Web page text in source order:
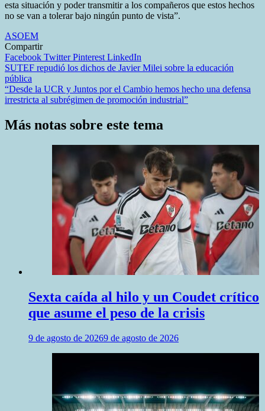
esta situación y poder transmitir a los compañeros que estos hechos
no se van a tolerar bajo ningún punto de vista”.
ASOEM
Compartir
Facebook TwitterPinterest LinkedIn
Navegación
de
entradas
SUTEF repudió los dichos de Javier Milei sobre la educación
pública
“Desde la UCR y Juntos por el Cambio hemos hecho una defensa
irrestricta al subrégimen de promoción industrial”
Más notas sobre este tema
Sexta caída al hilo y un Coudet crítico
que asume el peso de la crisis
9 de agosto de 20269 de agosto de 2026